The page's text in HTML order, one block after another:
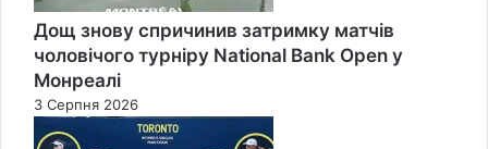
Дощ знову спричинив затримку матчів
чоловічого турніру National Bank Open у
Монреалі
3 Серпня 2026